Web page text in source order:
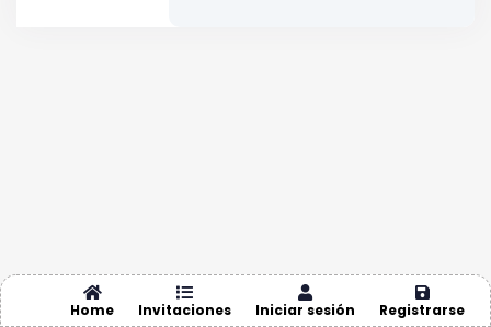
Home Invitaciones Iniciar sesión Registrarse